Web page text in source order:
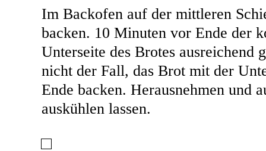
Im Backofen auf der mittleren
backen. 10 Minuten vor Ende der
Unterseite des Brotes ausreichend
nicht der Fall, das Brot mit der
Ende backen. Herausnehmen und
auskühlen lassen.